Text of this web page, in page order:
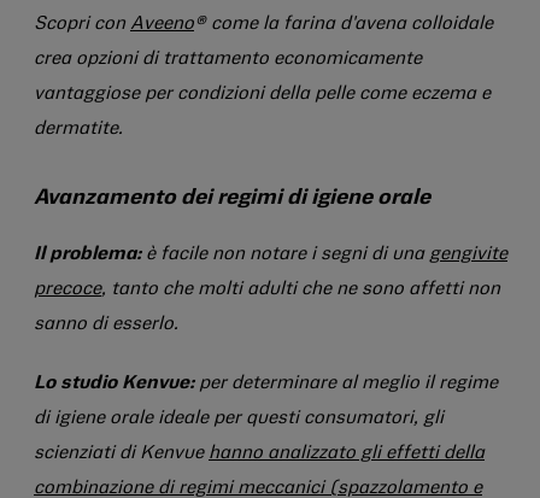
Scopri con Aveeno ® come la farina d'avena colloidale
crea opzioni di trattamento economicamente
vantaggiose per condizioni della pelle come eczema e
dermatite.
Avanzamento dei regimi di igiene orale
Il problema:è facile non notare i segni di una gengivite
precoce, tanto che molti adulti che ne sono affetti non
sanno di esserlo.
Lo studio Kenvue:per determinare al meglio il regime
di igiene orale ideale per questi consumatori, gli
scienziati di Kenvue hanno analizzato gli effetti della
combinazione di regimi meccanici (spazzolamento e